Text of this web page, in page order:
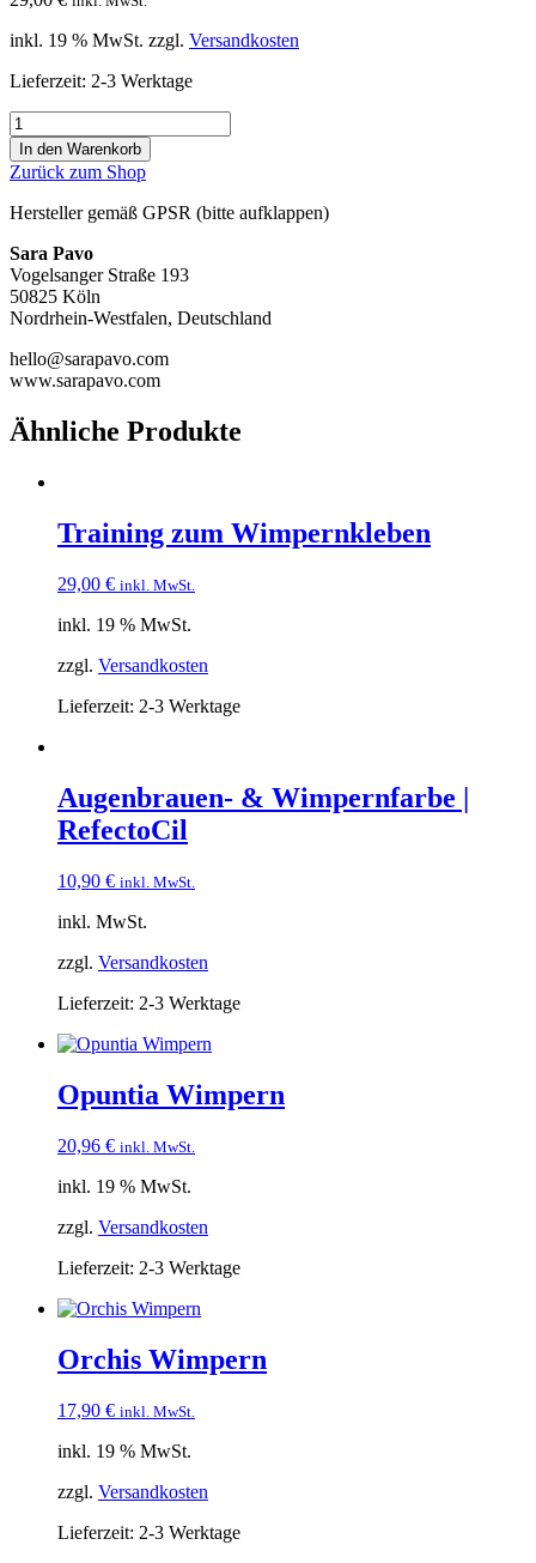
inkl. 19 % MwSt. zzgl. Versandkosten
Lieferzeit: 2-3 Werktage
Nolana
Magnetwimpern
Menge
In den Warenkorb
Zurück zum Shop
Hersteller gemäß GPSR (bitte aufklappen)
Sara Pavo
Vogelsanger Straße 193
50825 Köln
Nordrhein-Westfalen, Deutschland
hello@sarapavo.com
www.sarapavo.com
Ähnliche Produkte
Training zum Wimpernkleben
29,00 € inkl. MwSt.
inkl. 19 % MwSt.
zzgl. Versandkosten
Lieferzeit: 2-3 Werktage
Augenbrauen- & Wimpernfarbe |
RefectoCil
10,90 € inkl. MwSt.
inkl. MwSt.
zzgl. Versandkosten
Lieferzeit: 2-3 Werktage
Opuntia Wimpern
20,96 € inkl. MwSt.
inkl. 19 % MwSt.
zzgl. Versandkosten
Lieferzeit: 2-3 Werktage
Orchis Wimpern
17,90 € inkl. MwSt.
inkl. 19 % MwSt.
zzgl. Versandkosten
Lieferzeit: 2-3 Werktage